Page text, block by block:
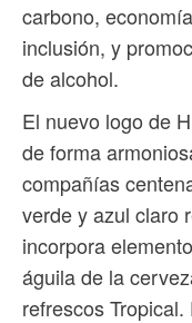
carbono,
inclusión, y
de alcohol.
El nuevo logo de
de forma
compañías
verde y azul claro
incorpora
águila de la
refrescos